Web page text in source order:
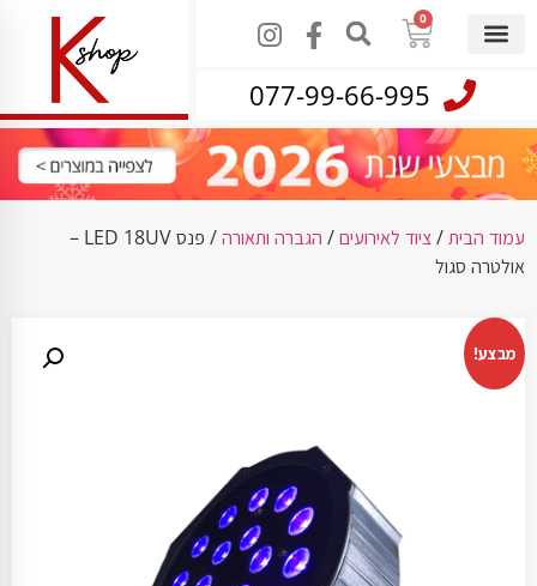
0
077-99-66-995
עמוד הבית/ציוד לאירועים/ הגברה ותאורה
/ פנס LED 18UV –
אולטרה סגול
מבצע!